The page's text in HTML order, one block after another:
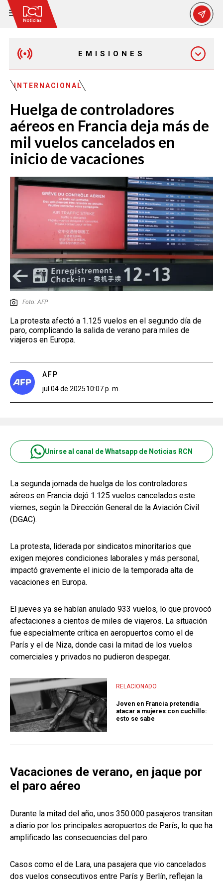
EMISIONES
EMISIÓN 12:30 PM
EMISIÓN 7:00 PM
EMISIÓN 11:30 PM
INTERNACIONAL
Huelga de controladores
aéreos en Francia deja más de
mil vuelos cancelados en
inicio de vacaciones
Foto: AFP
La protesta afectó a 1.125 vuelos en el segundo día de
paro, complicando la salida de verano para miles de
viajeros en Europa.
AFP
jul 04 de 202510:07 p. m.
Unirse al canal de Whatsapp de Noticias RCN
La segunda jornada de huelga de los controladores
aéreos en Francia dejó 1.125 vuelos cancelados este
viernes, según la Dirección General de la Aviación Civil
(DGAC).
La protesta, liderada por sindicatos minoritarios que
exigen mejores condiciones laborales y más personal,
impactó gravemente el inicio de la temporada alta de
vacaciones en Europa.
El jueves ya se habían anulado 933 vuelos, lo que provocó
afectaciones a cientos de miles de viajeros. La situación
fue especialmente crítica en aeropuertos como el de
París y el de Niza, donde casi la mitad de los vuelos
comerciales y privados no pudieron despegar.
RELACIONADO
Joven en Francia pretendía
atacar a mujeres con cuchillo:
esto se sabe
Vacaciones de verano, en jaque por
el paro aéreo
Durante la mitad del año, unos 350.000 pasajeros transitan
a diario por los principales aeropuertos de París, lo que ha
amplificado las consecuencias del paro.
Casos como el de Lara, una pasajera que vio cancelados
dos vuelos consecutivos entre París y Berlín, reflejan la